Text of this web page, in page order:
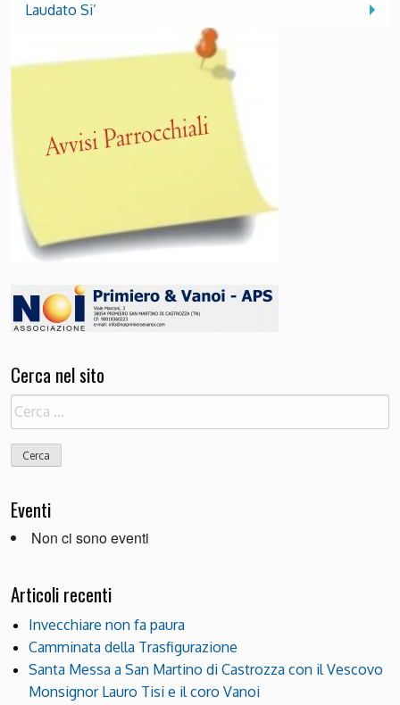
Laudato Si’
Cerca nel sito
Ricerca
per:
Eventi
Non ci sono eventi
Articoli recenti
Invecchiare non fa paura
Camminata della Trasfigurazione
Santa Messa a San Martino di Castrozza con il Vescovo
Monsignor Lauro Tisi e il coro Vanoi